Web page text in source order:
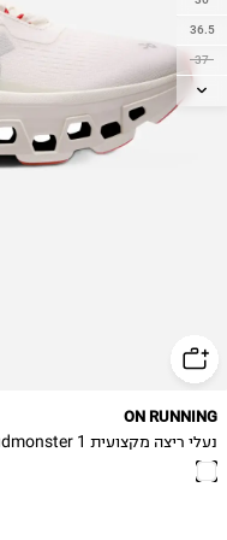
36.5
37
37.5
ON RUNNING
נעלי ריצה מקצועית Cloudmonster 1 / נשים